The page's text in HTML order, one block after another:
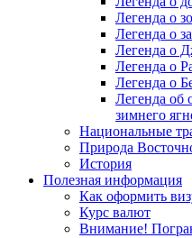
Легенда о
Легенда о
Легенда о
Легенда о
Легенда о
Легенда об
зимнего
Национальные
Природа
История
Полезная информация
Как оформить
Курс валют
Внимание!